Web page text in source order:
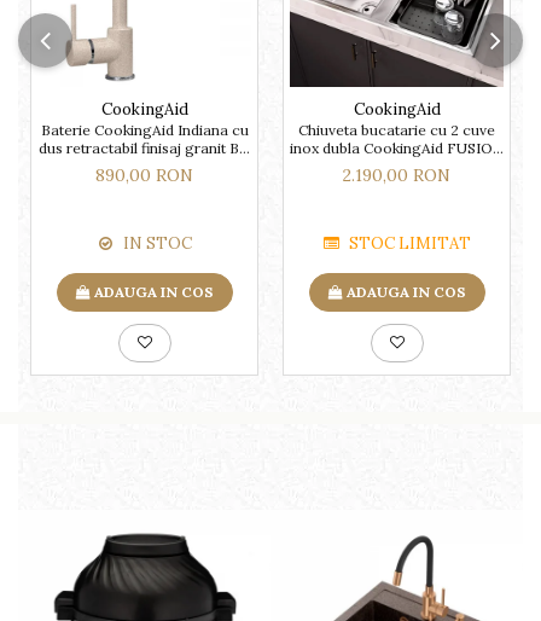
CookingAid
Baterie CookingAid Indiana cu
dus retractabil finisaj granit Bej
Pigmentat / Avena
890,00 RON
IN STOC
ADAUGA IN COS
CookingAid
Chiuveta bucatarie cu 2 cuve
inox dubla CookingAid FUSION
86BB
2.190,00 RON
STOC LIMITAT
ADAUGA IN COS